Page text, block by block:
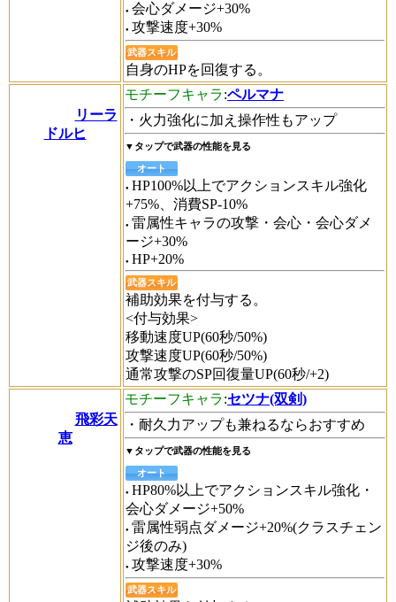
会心ダメージ+30%
攻撃速度+30%
武器スキル
自身のHPを回復する。
リーラ
ドルヒ
モチーフキャラ:ペルマナ
・火力強化に加え操作性もアップ
▼タップで武器の性能を見る
オート
HP100%以上でアクションスキル強化
+75%、消費SP-10%
雷属性キャラの攻撃・会心・会心ダメ
ージ+30%
HP+20%
武器スキル
補助効果を付与する。
<付与効果>
移動速度UP(60秒/50%)
攻撃速度UP(60秒/50%)
通常攻撃のSP回復量UP(60秒/+2)
飛彩天
恵
モチーフキャラ:セツナ(双剣)
・耐久力アップも兼ねるならおすすめ
▼タップで武器の性能を見る
オート
HP80%以上でアクションスキル強化・
会心ダメージ+50%
雷属性弱点ダメージ+20%(クラスチェン
ジ後のみ)
攻撃速度+30%
武器スキル